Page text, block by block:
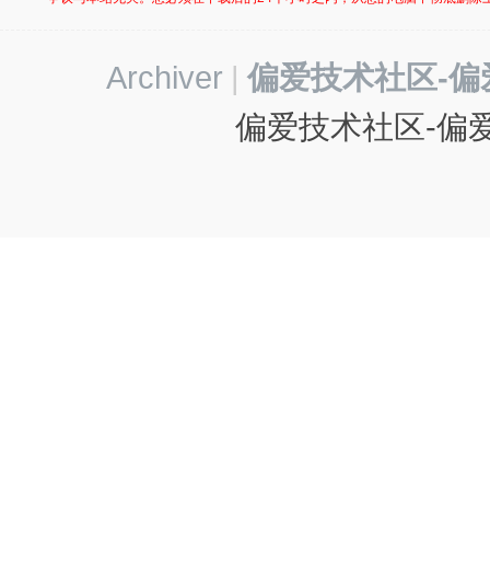
Archiver | 偏爱技术社区-
偏爱技术社区-偏